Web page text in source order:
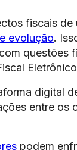
fiscais de
evolução.
questões
digital
entre os
podem